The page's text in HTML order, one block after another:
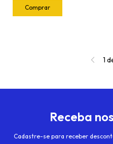
1
Receba
Cadastre-se para receber